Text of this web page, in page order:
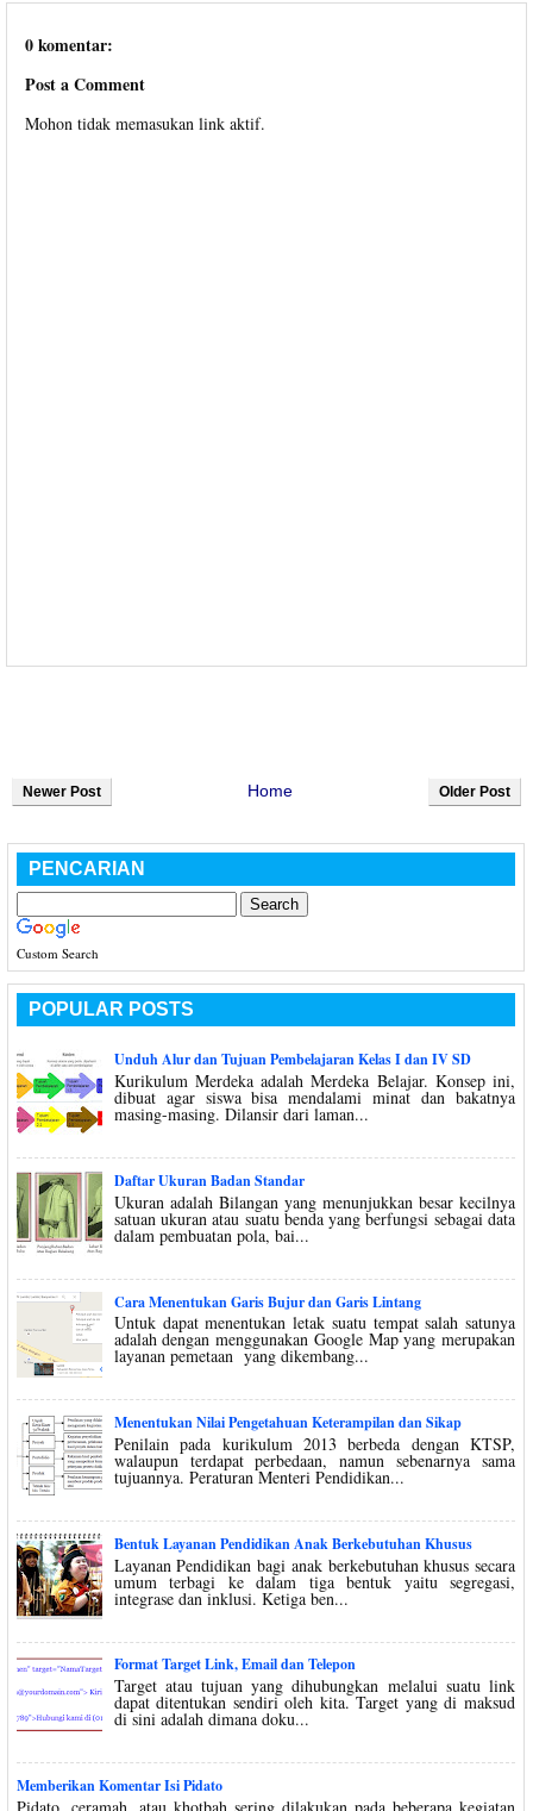
0 komentar:
Post a Comment
Mohon tidak memasukan link aktif.
Newer Post Older Post
Home
PENCARIAN
Custom Search
POPULAR POSTS
Unduh Alur dan Tujuan Pembelajaran Kelas I dan IV SD
Kurikulum Merdeka adalah Merdeka Belajar. Konsep ini,
dibuat agar siswa bisa mendalami minat dan bakatnya
masing-masing. Dilansir dari laman...
Daftar Ukuran Badan Standar
Ukuran adalah Bilangan yang menunjukkan besar kecilnya
satuan ukuran atau suatu benda yang berfungsi sebagai data
dalam pembuatan pola, bai...
Cara Menentukan Garis Bujur dan Garis Lintang
Untuk dapat menentukan letak suatu tempat salah satunya
adalah dengan menggunakan Google Map yang merupakan
layanan pemetaan yang dikembang...
Menentukan Nilai Pengetahuan Keterampilan dan Sikap
Penilain pada kurikulum 2013 berbeda dengan KTSP,
walaupun terdapat perbedaan, namun sebenarnya sama
tujuannya. Peraturan Menteri Pendidikan...
Bentuk Layanan Pendidikan Anak Berkebutuhan Khusus
Layanan Pendidikan bagi anak berkebutuhan khusus secara
umum terbagi ke dalam tiga bentuk yaitu segregasi,
integrase dan inklusi. Ketiga ben...
Format Target Link, Email dan Telepon
Target atau tujuan yang dihubungkan melalui suatu link
dapat ditentukan sendiri oleh kita. Target yang di maksud
di sini adalah dimana doku...
Memberikan Komentar Isi Pidato